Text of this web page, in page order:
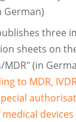
German)
three
sheets on
MDR" (in
to MDR,
devices